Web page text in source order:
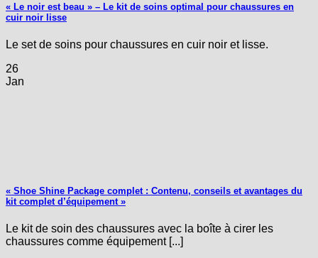
« Le noir est beau » – Le kit de soins optimal pour chaussures en
cuir noir lisse
Le set de soins pour chaussures en cuir noir et lisse.
26
Jan
« Shoe Shine Package complet : Contenu, conseils et avantages du
kit complet d’équipement »
Le kit de soin des chaussures avec la boîte à cirer les
chaussures comme équipement [...]